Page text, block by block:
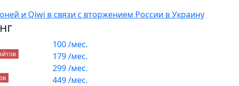
и Qiwi в связи с вторжением России в Украину
100/мес.
179/мес.
299/мес.
449/мес.